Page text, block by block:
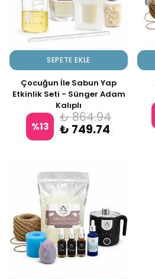
SEPETE EKLE
Çocuğun İle Sabun Yap
Etkinlik Seti - Sünger Adam
Kalıplı
%13
₺ 864.94
₺ 749.74